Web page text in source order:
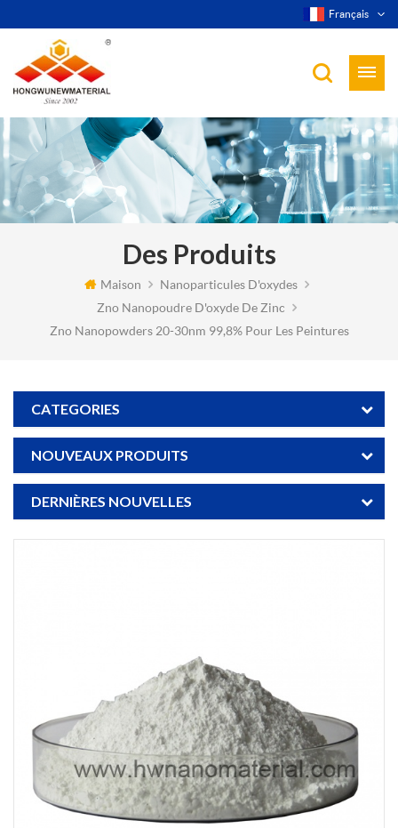
Français
Des Produits
Maison
Nanoparticules D'oxydes
Zno Nanopoudre D'oxyde De Zinc
Zno Nanopowders 20-30nm 99,8% Pour Les Peintures
CATEGORIES
NOUVEAUX PRODUITS
DERNIÈRES NOUVELLES